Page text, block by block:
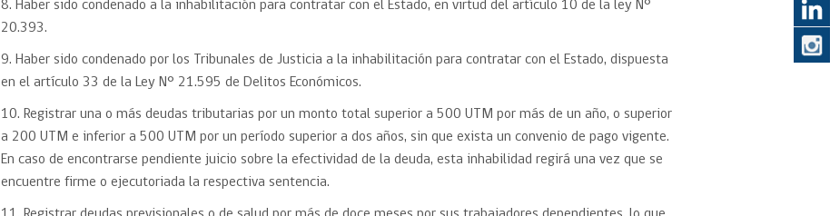
8. Haber sido condenado a la inhabilitación para contratar con el Estado, en virtud del artículo 10 de la ley N°
20.393.
9. Haber sido condenado por los Tribunales de Justicia a la inhabilitación para contratar con el Estado, dispuesta
en el artículo 33 de la Ley N° 21.595 de Delitos Económicos.
10. Registrar una o más deudas tributarias por un monto total superior a 500 UTM por más de un año, o superior
a 200 UTM e inferior a 500 UTM por un período superior a dos años, sin que exista un convenio de pago vigente.
En caso de encontrarse pendiente juicio sobre la efectividad de la deuda, esta inhabilidad regirá una vez que se
encuentre firme o ejecutoriada la respectiva sentencia.